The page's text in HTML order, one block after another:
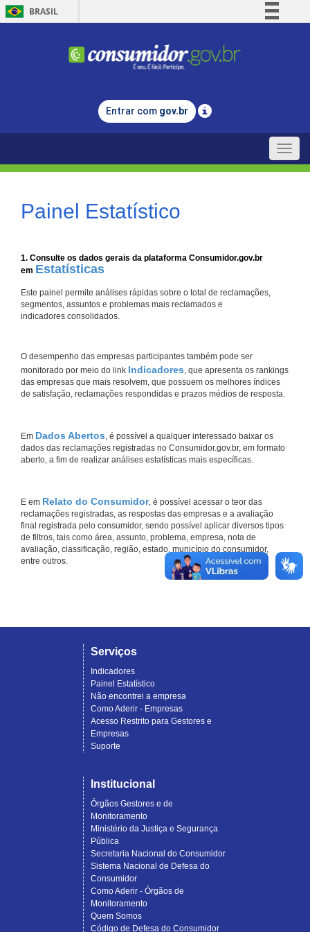
BRASIL
Comunica BR
Legislação
Entrar com gov.br
Toggle
Painel Estatístico
1. Consulte os dados gerais da plataforma Consumidor.gov.br
em Estatísticas
Este painel permite análises rápidas sobre o total de reclamações,
segmentos, assuntos e problemas mais reclamados e
indicadores consolidados.
O desempenho das empresas participantes também pode ser
monitorado por meio do link Indicadores, que apresenta os rankings
das empresas que mais resolvem, que possuem os melhores índices
de satisfação, reclamações respondidas e prazos médios de resposta.
Em Dados Abertos, é possível a qualquer interessado baixar os
dados das reclamações registradas no Consumidor.gov.br, em formato
aberto, a fim de realizar análises estatísticas mais específicas.
E em Relato do Consumidor, é possível acessar o teor das
reclamações registradas, as respostas das empresas e a avaliação
final registrada pelo consumidor, sendo possível aplicar diversos tipos
de filtros, tais como área, assunto, problema, empresa, nota de
avaliação, classificação, região, estado, município do consumidor,
entre outros.
Serviços
Indicadores
Painel Estatístico
Não encontrei a empresa
Como Aderir - Empresas
Acesso Restrito para Gestores e
Empresas
Suporte
Institucional
Órgãos Gestores e de
Monitoramento
Ministério da Justiça e Segurança
Pública
Secretaria Nacional do Consumidor
Sistema Nacional de Defesa do
Consumidor
Como Aderir - Órgãos de
Monitoramento
Quem Somos
Código de Defesa do Consumidor